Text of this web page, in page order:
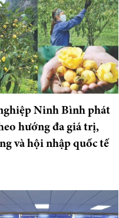
Ninh Bình phát
hướng đa giá trị,
và hội nhập quốc tế